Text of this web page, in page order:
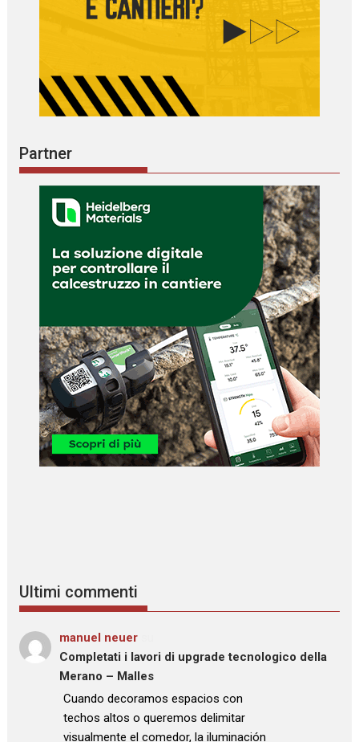
Partner
Ultimi commenti
manuel neuer
Completati i lavori di upgrade tecnologico della
Merano – Malles
: “
Cuando decoramos espacios con
techos altos o queremos delimitar
visualmente el comedor, la iluminación